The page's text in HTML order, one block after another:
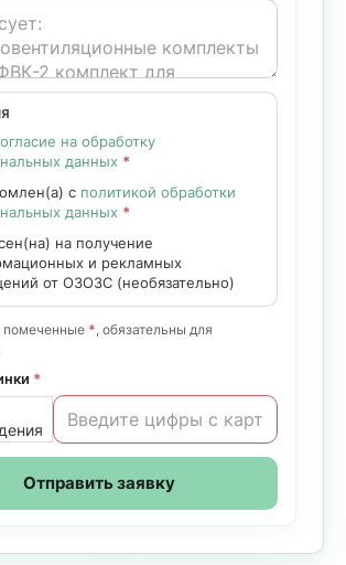
на обработку
данных *
с политикой обработки
данных *
на получение
и рекламных
от ОЗОЗС (необязательно)
помеченные * , обязательны для
*
Отправить заявку